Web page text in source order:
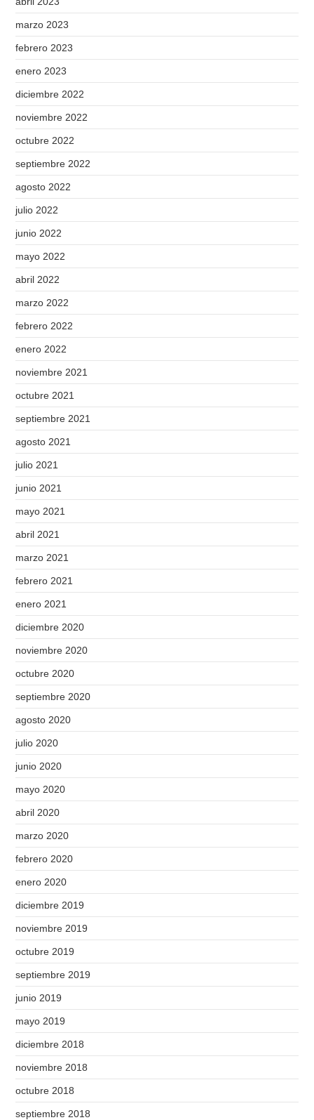
marzo 2023
febrero 2023
enero 2023
diciembre 2022
noviembre 2022
octubre 2022
septiembre 2022
agosto 2022
julio 2022
junio 2022
mayo 2022
abril 2022
marzo 2022
febrero 2022
enero 2022
noviembre 2021
octubre 2021
septiembre 2021
agosto 2021
julio 2021
junio 2021
mayo 2021
abril 2021
marzo 2021
febrero 2021
enero 2021
diciembre 2020
noviembre 2020
octubre 2020
septiembre 2020
agosto 2020
julio 2020
junio 2020
mayo 2020
abril 2020
marzo 2020
febrero 2020
enero 2020
diciembre 2019
noviembre 2019
octubre 2019
septiembre 2019
junio 2019
mayo 2019
diciembre 2018
noviembre 2018
octubre 2018
septiembre 2018